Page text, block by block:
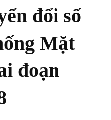
đổi số
Mặt
đoạn